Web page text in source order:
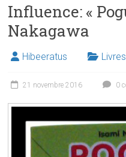
Influence: «
Nakagawa
Hibeeratus Livres
21 novembre 2016 0